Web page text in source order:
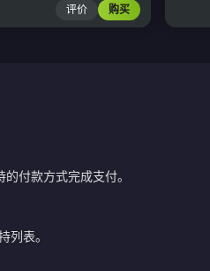
评价 购买
付款方式完成支付。
列表。